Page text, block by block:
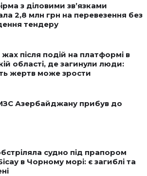
з діловими зв’язками
2,8 млн грн на перевезення без
тендеру
жах після подій на платформі в
області, де загинули люди:
жертв може зрости
Азербайджану прибув до
судно під прапором
в Чорному морі: є загиблі та